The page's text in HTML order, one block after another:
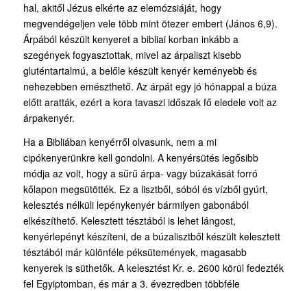
hal, akitől Jézus elkérte az elemózsiáját, hogy
megvendégeljen vele több mint ötezer embert (János 6,9).
Árpából készült kenyeret a bibliai korban inkább a
szegények fogyasztottak, mivel az árpaliszt kisebb
gluténtartalmú, a belőle készült kenyér keményebb és
nehezebben emészthető. Az árpát egy jó hónappal a búza
előtt aratták, ezért a kora tavaszi időszak fő eledele volt az
árpakenyér.
Ha a Bibliában kenyérről olvasunk, nem a mi
cipókenyerünkre kell gondolni. A kenyérsütés legősibb
módja az volt, hogy a sűrű árpa- vagy búzakását forró
kőlapon megsütötték. Ez a lisztből, sóból és vízből gyúrt,
kelesztés nélküli lepénykenyér bármilyen gabonából
elkészíthető. Kelesztett tésztából is lehet lángost,
kenyérlepényt készíteni, de a búzalisztből készült kelesztett
tésztából már különféle péksütemények, magasabb
kenyerek is süthetők. A kelesztést Kr. e. 2600 körül fedezték
fel Egyiptomban, és már a 3. évezredben többféle